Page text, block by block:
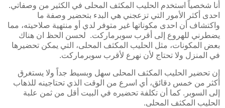
أنا شخصياً استخدم الحليب المكثف المحلى في الكثير من وصفاتي.
احدى أكثر الأمور التي تزعجني هي البدء بتحضير وصفة ما
واكتشاف أن احدى مكوناتها غير متوفر لدي أو منتهية صلاحيته، مما
يضطرني للهروع إلى أقرب سوبرماركت. لحسن الحظ ان هناك
بعض المكونات، مثل الحليب المكثف المحلى، التي يمكن تحضيرها
في المنزل ولا تحتاج لأن نهرع لأقرب سوبرماركت.
إن تحضير الحليب المكثف المحلى سهل وبسيط جداً ولا يستغرق
أكثر من خمس دقائق، أي اسرع من الوقت الذي تحتاجينه للذهاب
إلى السوبر. كما أن تكلفة تحضيره في البيت أقل من ثمن علبة
الحليب المكثف المحلى.